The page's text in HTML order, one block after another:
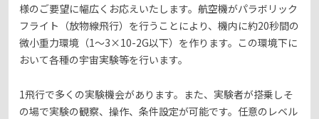
様のご要望に幅広くお応えいたします。航空機がパラボリック
フライト（放物線飛行）を行うことにより、機内に約20秒間の
微小重力環境（1～3×10-2G以下）を作ります。この環境下に
おいて各種の宇宙実験等を行います。
1飛行で多くの実験機会があります。また、実験者が搭乗しそ
の場で実験の観察、操作、条件設定が可能です。任意のレベル